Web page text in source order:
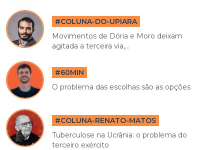
#COLUNA-DO-UPIARA
Movimentos de Dória e Moro deixam
agitada a terceira via,...
#60MIN
O problema das escolhas são as opções
#COLUNA-RENATO-MATOS
Tuberculose na Ucrânia: o problema do
terceiro exército